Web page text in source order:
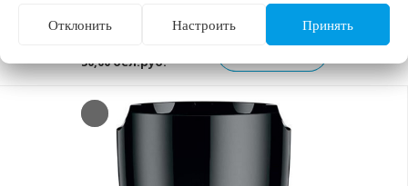
50,00 бел.руб.
Отклонить Настроить Принять